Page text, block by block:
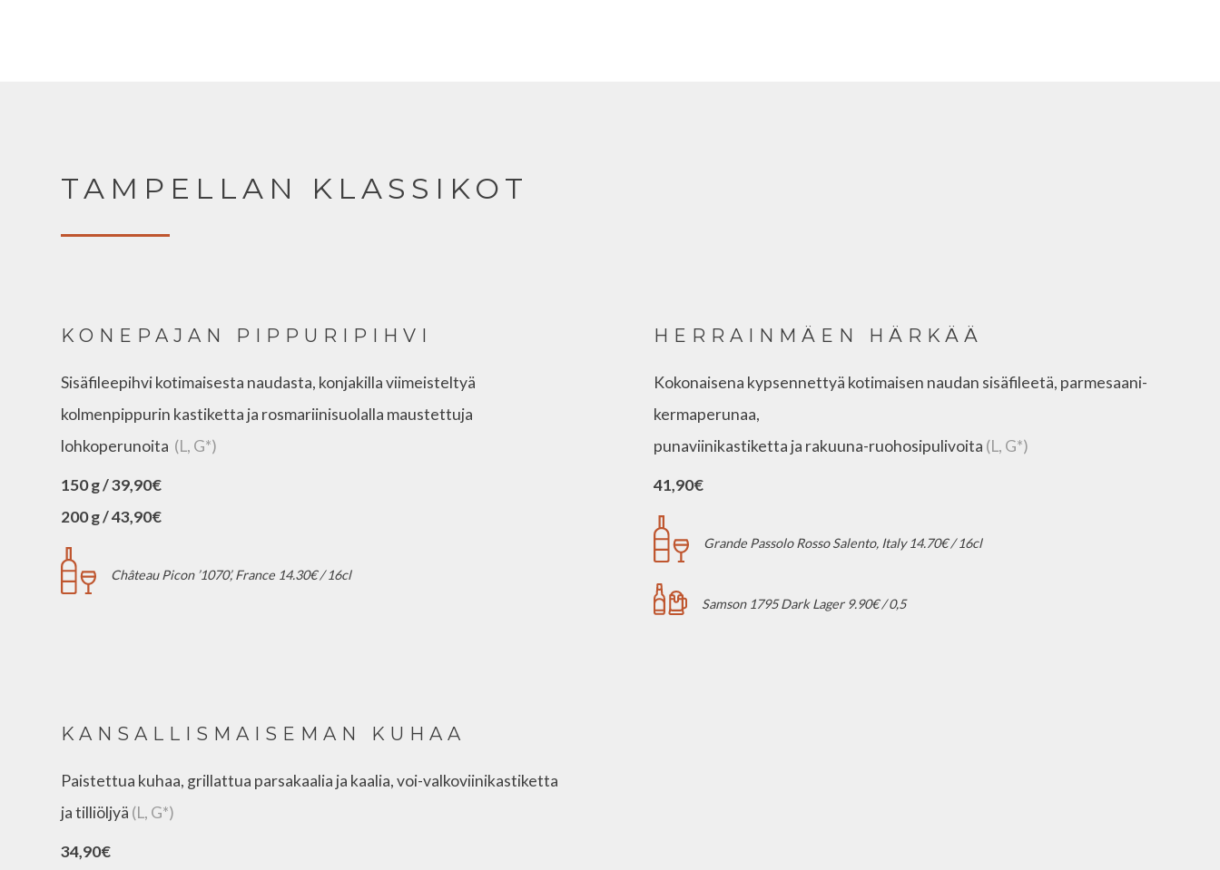
TAMPELLAN KLASSIKOT
KONEPAJAN PIPPURIPIHVI
Sisäfileepihvi kotimaisesta naudasta, konjakilla viimeisteltyä
kolmenpippurin kastiketta ja rosmariinisuolalla maustettuja
lohkoperunoita (L, G*)
150 g / 39,90€
200 g / 43,90€
Château Picon ’1070’, France 14.30€ / 16cl
HERRAINMÄEN HÄRKÄÄ
Kokonaisena kypsennettyä kotimaisen naudan sisäfileetä, parmesaani-
kermaperunaa,
punaviinikastiketta ja rakuuna-ruohosipulivoita (L, G*)
41,90€
Grande Passolo Rosso Salento, Italy 14.70€ / 16cl
Samson 1795 Dark Lager 9.90€ / 0,5
KANSALLISMAISEMAN KUHAA
Paistettua kuhaa, grillattua parsakaalia ja kaalia, voi-valkoviinikastiketta
ja tilliöljyä (L, G*)
34,90€